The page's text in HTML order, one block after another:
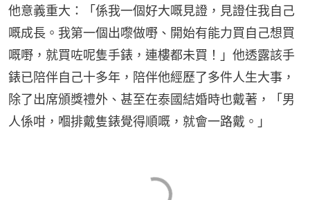
他意義重大：「係我一個好大嘅見證，見證住我自己
嘅成長。我第一個出嚟做嘢、開始有能力買自己想買
嘅嘢，就買咗呢隻手錶，連樓都未買！」他透露該手
錶已陪伴自己十多年，陪伴他經歷了多件人生大事，
除了出席頒獎禮外、甚至在泰國結婚時也戴著，「男
人係咁，嗰排戴隻錶覺得順嘅，就會一路戴。」